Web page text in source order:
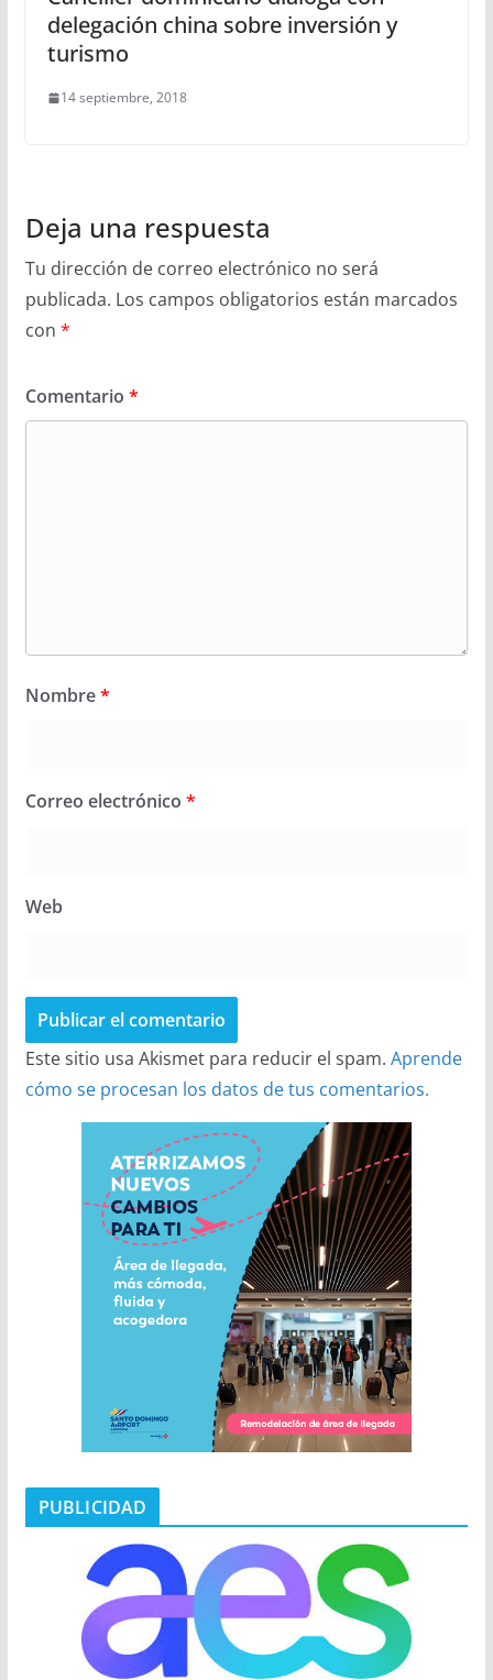
delegación china sobre inversión y
turismo
14 septiembre, 2018
Deja una respuesta
Tu dirección de correo electrónico no será
publicada. Los campos obligatorios están marcados
con *
Comentario *
Nombre*
Correo electrónico *
Web
Este sitio usa Akismet para reducir el spam. Aprende
cómo se procesan los datos de tus comentarios.
PUBLICIDAD